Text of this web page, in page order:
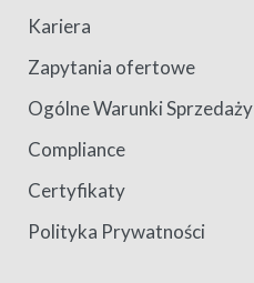
Kariera
Zapytania ofertowe
Ogólne Warunki Sprzedaży
Compliance
Certyfikaty
Polityka Prywatności